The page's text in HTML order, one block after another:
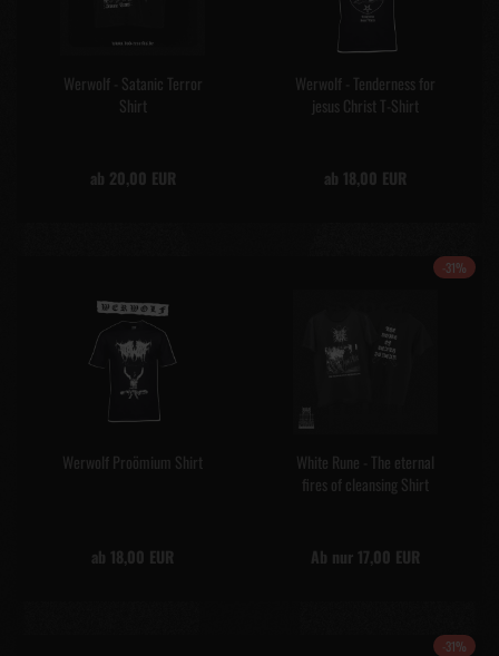
Werwolf - Satanic Terror
Shirt
ab 20,00 EUR
Werwolf - Tenderness for
jesus Christ T-Shirt
ab 18,00 EUR
Werwolf Proömium Shirt
ab 18,00 EUR
-31%
White Rune - The eternal
fires of cleansing Shirt
Ab nur 17,00 EUR
-31%